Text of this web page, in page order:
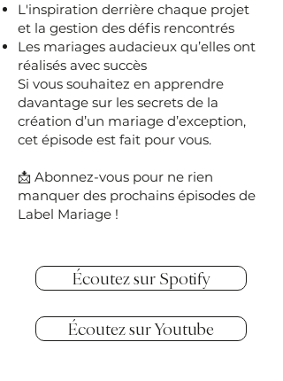
L'inspiration derrière chaque projet
et la gestion des défis rencontrés
Les mariages audacieux qu’elles ont
réalisés avec succès
Si vous souhaitez en apprendre
davantage sur les secrets de la
création d’un mariage d’exception,
cet épisode est fait pour vous.
📩 Abonnez-vous pour ne rien
manquer des prochains épisodes de
Label Mariage !
Écoutez sur Spotify
Écoutez sur Youtube